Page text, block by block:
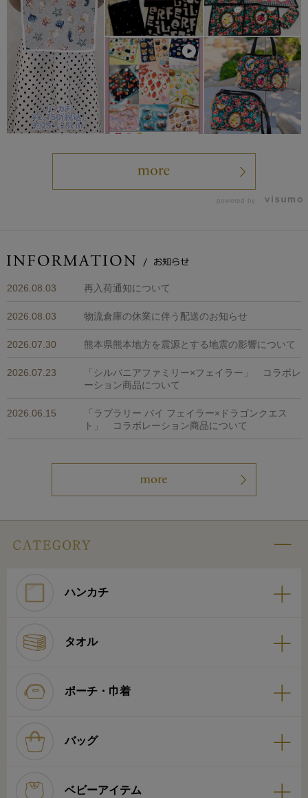
powered by
2026.08.03 再入荷通知について
2026.08.03 物流倉庫の休業に伴う配送のお知らせ
2026.07.30 熊本県熊本地方を震源とする地震の影響について
2026.07.23
「シルバニアファミリー×フェイラー」 コラボレ
ーション商品について
2026.06.15
「ラブラリー バイ フェイラー×ドラゴンクエス
ト」 コラボレーション商品について
ハンカチ
タオル
ポーチ・巾着
バッグ
ベビーアイテム